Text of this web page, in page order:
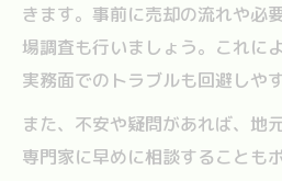
きます。事前に売却の流れや必
場調査も行いましょう。これに
実務面でのトラブルも回避しや
また、不安や疑問があれば、地
専門家に早めに相談することも